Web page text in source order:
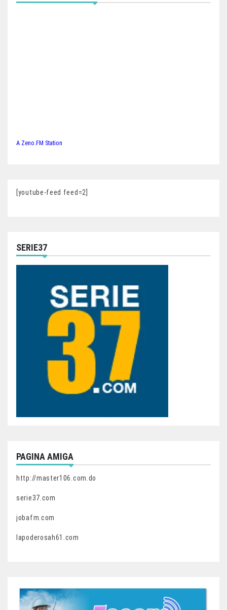
A Zeno.FM Station
[youtube-feed feed=2]
SERIE37
PAGINA AMIGA
http://master106.com.do
serie37.com
jobafm.com
lapoderosah61.com